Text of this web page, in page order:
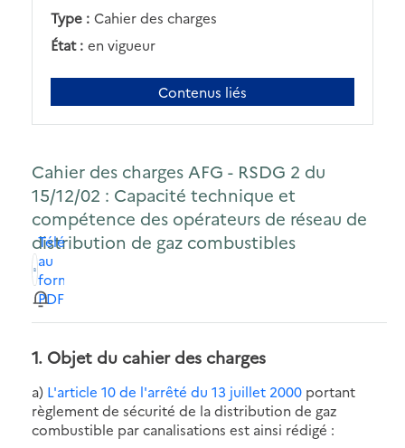
Type : Cahier des charges
État : en vigueur
Contenus liés
Cahier des charges AFG - RSDG 2 du
15/12/02 : Capacité technique et
compétence des opérateurs de réseau de
distribution de gaz combustibles
Télécharger
au
format
PDF
1. Objet du cahier des charges
a) L'article 10 de l'arrêté du 13 juillet 2000 portant
règlement de sécurité de la distribution de gaz
combustible par canalisations est ainsi rédigé :